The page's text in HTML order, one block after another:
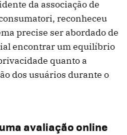
da associação de
reconheceu
precise ser abordado de
encontrar um equilíbrio
quanto a
dos usuários durante o
avaliação online